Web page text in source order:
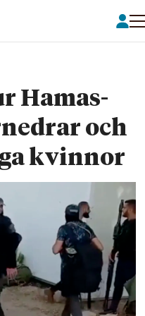
Hamas­
och
kvinnor